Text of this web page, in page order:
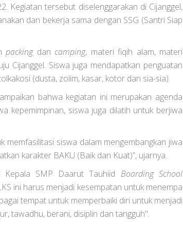
Kegiatan tersebut diselenggarakan di Cijanggel,
dan bekerja sama dengan SSG (Santri Siap
packingdan camping, materi fiqih alam, materi
Cijanggel. Siswa juga mendapatkan penguatan
(dusta, zolim, kasar, kotor dan sia-sia).
bahwa kegiatan ini merupakan agenda
kepemimpinan, siswa juga dilatih untuk berjiwa
memfasilitasi siswa dalam mengembangkan jiwa
karakter BAKU (Baik dan Kuat)”, ujarnya.
Kepala SMP Daarut Tauhiid Boarding School
ini harus menjadi kesempatan untuk menempa
tempat untuk memperbaiki diri untuk menjadi
tawadhu, berani, disiplin dan tangguh".